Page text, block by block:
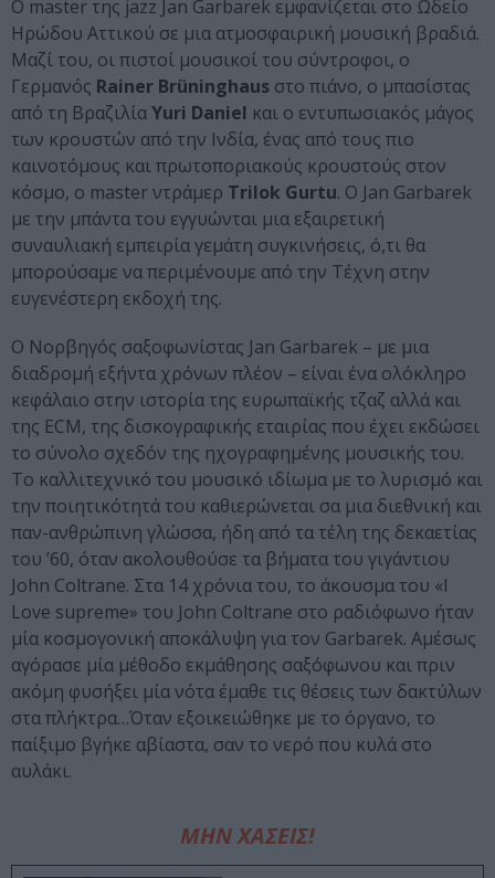
Ο master της jazz Jan Garbarek εμφανίζεται στο Ωδείο
Ηρώδου Αττικού σε μια ατμοσφαιρική μουσική βραδιά.
Μαζί του, οι πιστοί μουσικοί του σύντροφοι, ο
Γερμανός Rainer Brüninghaus στο πιάνο, ο μπασίστας
από τη ΒραζιλίαYuri Daniel και ο εντυπωσιακός μάγος
των κρουστών από την Ινδία, ένας από τους πιο
καινοτόμους και πρωτοποριακούς κρουστούς στον
κόσμο, ο master ντράμερ Trilok Gurtu. Ο Jan Garbarek
με την μπάντα του εγγυώνται μια εξαιρετική
συναυλιακή εμπειρία γεμάτη συγκινήσεις, ό,τι θα
μπορούσαμε να περιμένουμε από την Τέχνη στην
ευγενέστερη εκδοχή της.
Ο Νορβηγός σαξοφωνίστας Jan Garbarek – με μια
διαδρομή εξήντα χρόνων πλέον – είναι ένα ολόκληρο
κεφάλαιο στην ιστορία της ευρωπαϊκής τζαζ αλλά και
της ECM, της δισκογραφικής εταιρίας που έχει εκδώσει
το σύνολο σχεδόν της ηχογραφημένης μουσικής του.
Το καλλιτεχνικό του μουσικό ιδίωμα με το λυρισμό και
την ποιητικότητά του καθιερώνεται σα μια διεθνική και
παν-ανθρώπινη γλώσσα, ήδη από τα τέλη της δεκαετίας
του ’60, όταν ακολουθούσε τα βήματα του γιγάντιου
John Coltrane. Στα 14 χρόνια του, το άκουσμα του «I
Love supreme» του John Coltrane στο ραδιόφωνο ήταν
μία κοσμογονική αποκάλυψη για τον Garbarek. Αμέσως
αγόρασε μία μέθοδο εκμάθησης σαξόφωνου και πριν
ακόμη φυσήξει μία νότα έμαθε τις θέσεις των δακτύλων
στα πλήκτρα…Όταν εξοικειώθηκε με το όργανο, το
παίξιμο βγήκε αβίαστα, σαν το νερό που κυλά στο
αυλάκι.
ΜΗΝ ΧΑΣΕΙΣ!